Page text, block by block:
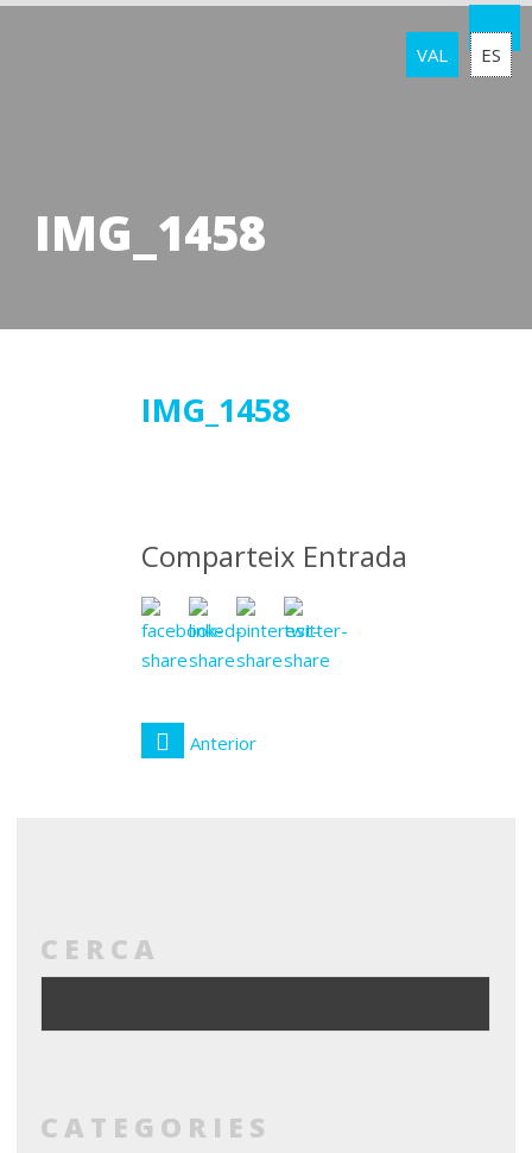
VAL ES
IMG_1458
IMG_1458
Comparteix Entrada
Anterior
CERCA
CATEGORIES